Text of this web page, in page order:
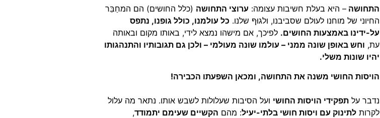
התחושה – היא בעלת חשיבות עצומה: ערוצי התחושה (כלל החושים) הם המחַבֵּר
החיוני של מוחנו לעולם שסביבנו, ולגוּףּ שלנו. כל עולמנו, כולל גופנו, נתפס
על-ידינו באמצעות החושים. לפיכך, אם מישהו נמצא לידי, באותו מקום ובאותה
עת, וחש באופן שונה ממני – עולמו שונה מעולמי – ולכן גם תגובותיו והתנהגותו
יהיו שונות משלי.
הויסות החושי משנה את התחושה, ומכאן השפעתו הכבירה!
נדבר על תפקידי הויסות החושי ועל הסיבות שעלולות לשבש אותו. נתאר מה עלול
לקרות לתינוק עם ויסות חושי בלתי-יעיל: מהם הקשיים שעימם יתמודד,